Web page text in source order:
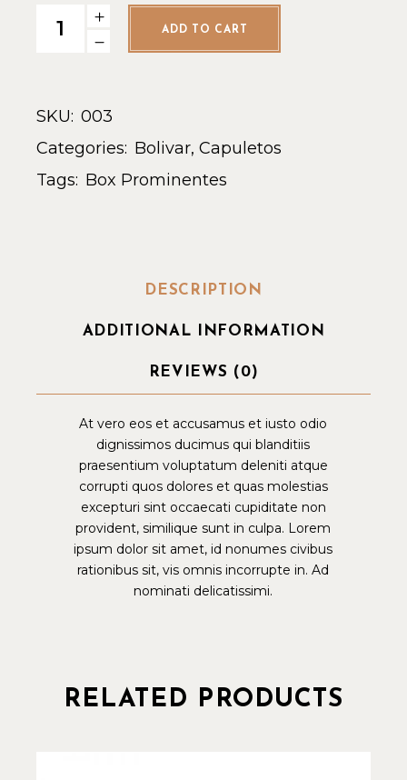
ADD TO CART
SKU: 003
Categories: Bolivar,Capuletos
Tags: Box Prominentes
DESCRIPTION
ADDITIONAL INFORMATION
REVIEWS (0)
At vero eos et accusamus et iusto odio
dignissimos ducimus qui blanditiis
praesentium voluptatum deleniti atque
corrupti quos dolores et quas molestias
excepturi sint occaecati cupiditate non
provident, similique sunt in culpa. Lorem
ipsum dolor sit amet, id nonumes civibus
rationibus sit, vis omnis incorrupte in. Ad
nominati delicatissimi.
RELATED PRODUCTS